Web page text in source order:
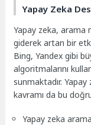
Yapay Zeka
Yapay zeka, arama
giderek artan bir
Bing, Yandex gibi
algoritmalarını
sunmaktadır.
kavramı da bu
Yapay zeka